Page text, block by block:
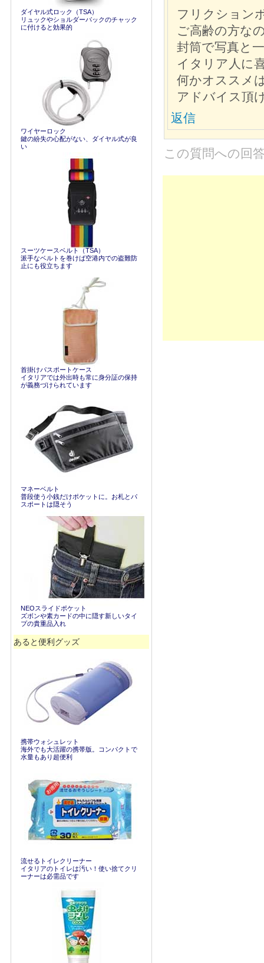
フリクション
ご高齢の方な
封筒で写真と
イタリア人に
何かオススメ
アドバイス頂
返信
この質問への回
ダイヤル式ロック（TSA）
リュックやショルダーバックのチャック
に付けると効果的
ワイヤーロック
鍵の紛失の心配がない、ダイヤル式が良
い
スーツケースベルト（TSA）
派手なベルトを巻けば空港内での盗難防
止にも役立ちます
首掛けパスポートケース
イタリアでは外出時も常に身分証の保持
が義務づけられています
マネーベルト
普段使う小銭だけポケットに。お札とパ
スポートは隠そう
NEOスライドポケット
ズボンや素カードの中に隠す新しいタイ
プの貴重品入れ
あると便利グッズ
携帯ウォシュレット
海外でも大活躍の携帯版。コンパクトで
水量もあり超便利
流せるトイレクリーナー
イタリアのトイレは汚い！使い捨てクリ
ーナーは必需品です